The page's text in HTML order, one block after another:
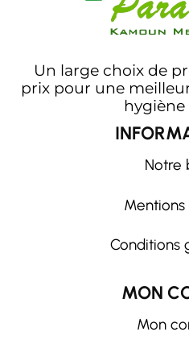
Un large choix de
prix pour une
hygiène
Notre
Conditions
MON
Mon